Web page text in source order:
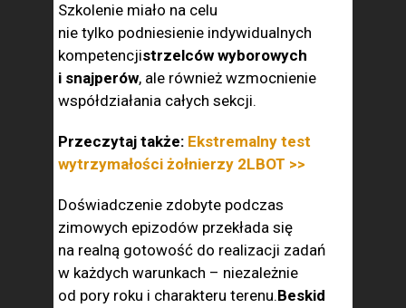
Szkolenie miało na celu
nie tylko podniesienie indywidualnych
kompetencjistrzelców wyborowych
i snajperów, ale również wzmocnienie
współdziałania całych sekcji.
Przeczytaj także: Ekstremalny test
wytrzymałości żołnierzy 2LBOT >>
Doświadczenie zdobyte podczas
zimowych epizodów przekłada się
na realną gotowość do realizacji zadań
w każdych warunkach – niezależnie
od pory roku i charakteru terenu.Beskid